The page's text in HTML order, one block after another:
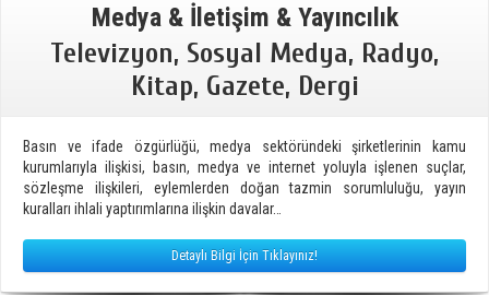
Medya & İletişim & Yayıncılık
Televizyon, Sosyal Medya, Radyo,
Kitap, Gazete, Dergi
Basın ve ifade özgürlüğü, medya sektöründeki şirketlerinin kamu
kurumlarıyla ilişkisi, basın, medya ve internet yoluyla işlenen suçlar,
sözleşme ilişkileri, eylemlerden doğan tazmin sorumluluğu, yayın
kuralları ihlali yaptırımlarına ilişkin davalar…
Detaylı Bilgi İçin Tıklayınız!